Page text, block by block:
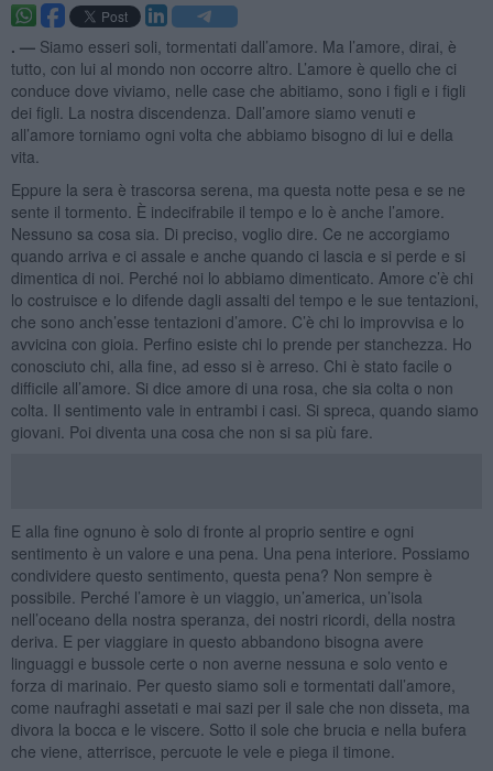
. — Siamo esseri soli, tormentati dall’amore. Ma l’amore, dirai, è
tutto, con lui al mondo non occorre altro. L’amore è quello che ci
conduce dove viviamo, nelle case che abitiamo, sono i figli e i figli
dei figli. La nostra discendenza. Dall’amore siamo venuti e
all’amore torniamo ogni volta che abbiamo bisogno di lui e della
vita.
Eppure la sera è trascorsa serena, ma questa notte pesa e se ne
sente il tormento. È indecifrabile il tempo e lo è anche l’amore.
Nessuno sa cosa sia. Di preciso, voglio dire. Ce ne accorgiamo
quando arriva e ci assale e anche quando ci lascia e si perde e si
dimentica di noi. Perché noi lo abbiamo dimenticato. Amore c’è chi
lo costruisce e lo difende dagli assalti del tempo e le sue tentazioni,
che sono anch’esse tentazioni d’amore. C’è chi lo improvvisa e lo
avvicina con gioia. Perfino esiste chi lo prende per stanchezza. Ho
conosciuto chi, alla fine, ad esso si è arreso. Chi è stato facile o
difficile all’amore. Si dice amore di una rosa, che sia colta o non
colta. Il sentimento vale in entrambi i casi. Si spreca, quando siamo
giovani. Poi diventa una cosa che non si sa più fare.
E alla fine ognuno è solo di fronte al proprio sentire e ogni
sentimento è un valore e una pena. Una pena interiore. Possiamo
condividere questo sentimento, questa pena? Non sempre è
possibile. Perché l’amore è un viaggio, un’america, un’isola
nell’oceano della nostra speranza, dei nostri ricordi, della nostra
deriva. E per viaggiare in questo abbandono bisogna avere
linguaggi e bussole certe o non averne nessuna e solo vento e
forza di marinaio. Per questo siamo soli e tormentati dall’amore,
come naufraghi assetati e mai sazi per il sale che non disseta, ma
divora la bocca e le viscere. Sotto il sole che brucia e nella bufera
che viene, atterrisce, percuote le vele e piega il timone.